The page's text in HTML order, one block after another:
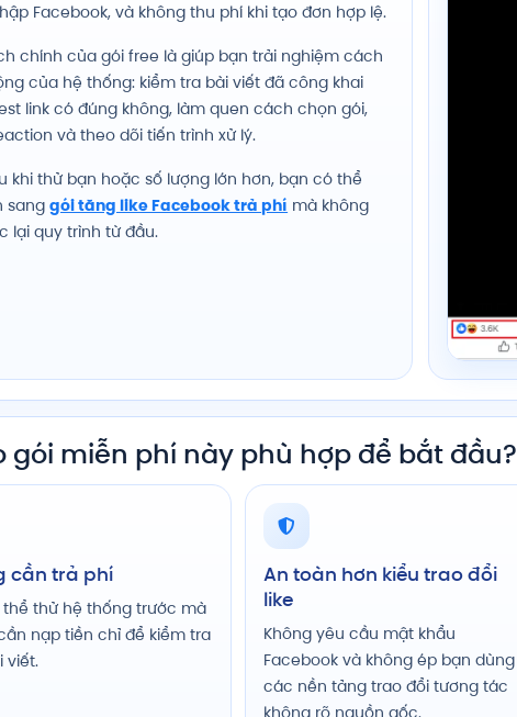
Facebook, và không thu phí khi tạo đơn hợp lệ.
chính của gói free là giúp bạn trải nghiệm cách
của hệ thống: kiểm tra bài viết đã công khai
link có đúng không, làm quen cách chọn gói,
và theo dõi tiến trình xử lý.
khi thử bạn hoặc số lượng lớn hơn, bạn có thể
sanggói tăng like Facebook trả phí mà không
lại quy trình từ đầu.
gói miễn phí này phù hợp để bắt đầu?
cần trả phí
thể thử hệ thống trước mà
nạp tiền chỉ để kiểm tra
viết.
An toàn hơn kiểu trao đổi
like
Không yêu cầu mật khẩu
Facebook và không ép bạn dùng
các nền tảng trao đổi tương tác